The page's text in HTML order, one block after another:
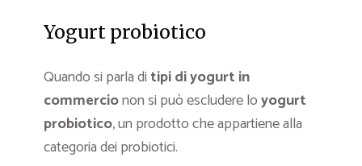
Yogurt probiotico
Quando si parla di tipi di yogurt in
commercionon si può escludere loyogurt
probiotico, un prodotto che appartiene alla
categoria dei probiotici.